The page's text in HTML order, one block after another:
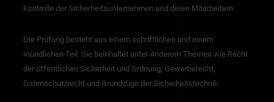
Kontrolle der Sicherheitsunternehmen und deren Mitarbeitern.
Die Prüfung besteht aus einem schriftlichen und einem
mündlichen Teil. Sie beinhaltet unter Anderem Themen wie Recht
der öffentlichen Sicherheit und Ordnung, Gewerberecht,
Datenschutzrecht und Grundzüge der Sicherheitstechnik.